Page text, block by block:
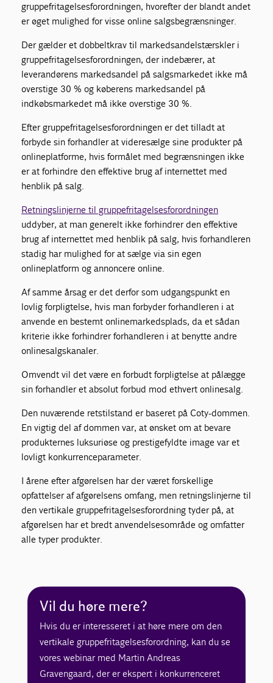
gruppefritagelsesforordningen, hvorefter der blandt andet
er øget mulighed for visse online salgsbegrænsninger.
Der gælder et dobbeltkrav til markedsandelstærskler i
gruppefritagelsesforordningen, der indebærer, at
leverandørens markedsandel på salgsmarkedet ikke må
overstige 30 % og køberens markedsandel på
indkøbsmarkedet må ikke overstige 30 %.
Efter gruppefritagelsesforordningen er det tilladt at
forbyde sin forhandler at videresælge sine produkter på
onlineplatforme, hvis formålet med begrænsningen ikke
er at forhindre den effektive brug af internettet med
henblik på salg.
Retningslinjerne til gruppefritagelsesforordningen
uddyber, at man generelt ikke forhindrer den effektive
brug af internettet med henblik på salg, hvis forhandleren
stadig har mulighed for at sælge via sin egen
onlineplatform og annoncere online.
Af samme årsag er det derfor som udgangspunkt en
lovlig forpligtelse, hvis man forbyder forhandleren i at
anvende en bestemt onlinemarkedsplads, da et sådan
kriterie ikke forhindrer forhandleren i at benytte andre
onlinesalgskanaler.
Omvendt vil det være en forbudt forpligtelse at pålægge
sin forhandler et absolut forbud mod ethvert onlinesalg.
Den nuværende retstilstand er baseret på Coty-dommen.
En vigtig del af dommen var, at ønsket om at bevare
produkternes luksuriøse og prestigefyldte image var et
lovligt konkurrenceparameter.
I årene efter afgørelsen har der været forskellige
opfattelser af afgørelsens omfang, men retningslinjerne til
den vertikale gruppefritagelsesforordning tyder på, at
afgørelsen har et bredt anvendelsesområde og omfatter
alle typer produkter.
Vil du høre mere?
Hvis du er interesseret i at høre mere om den
vertikale gruppefritagelsesforordning, kan du se
vores webinar med Martin Andreas
Gravengaard, der er ekspert i konkurrenceret